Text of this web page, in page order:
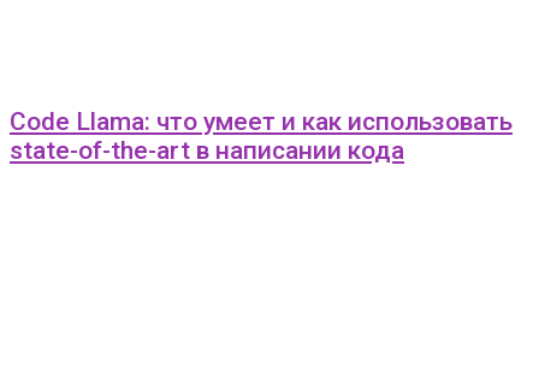
Code Llama: что умеет и как использовать
state-of-the-art в написании кода